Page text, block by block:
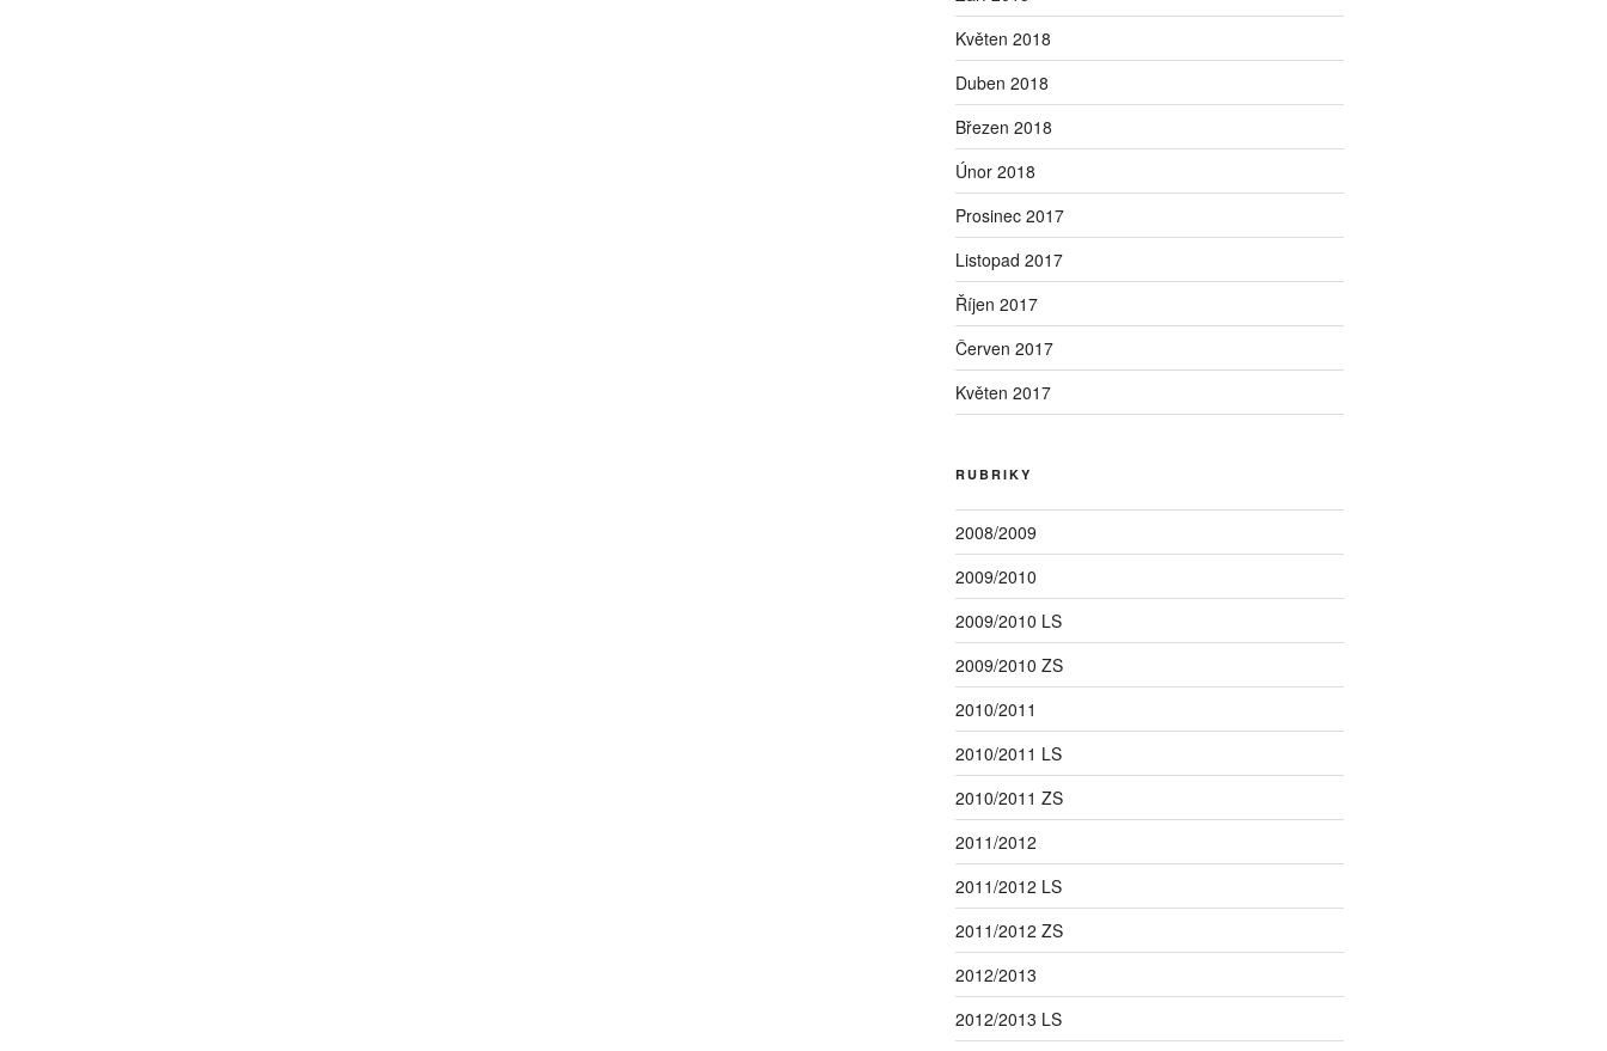
Květen 2018
Duben 2018
Březen 2018
Únor 2018
Prosinec 2017
Listopad 2017
Říjen 2017
Červen 2017
Květen 2017
RUBRIKY
2008/2009
2009/2010
2009/2010 LS
2009/2010 ZS
2010/2011
2010/2011 LS
2010/2011 ZS
2011/2012
2011/2012 LS
2011/2012 ZS
2012/2013
2012/2013 LS